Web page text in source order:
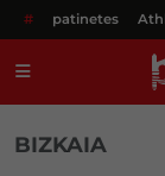
# patinetes
BIZKAIA